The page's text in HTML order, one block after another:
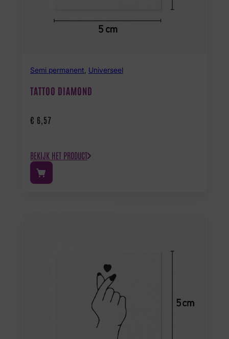
Semi permanent Universeel
TATTOO DIAMOND
€ 6,57
BEKIJK HET PRODUCT